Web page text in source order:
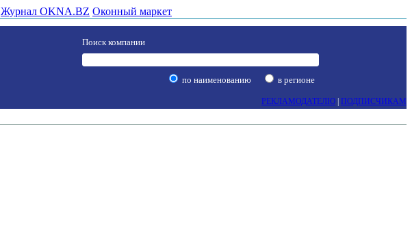
Журнал OKNA.BZ Оконный маркет
Поиск компании
по наименованию в регионе
РЕКЛАМОДАТЕЛЮ ПОДПИСЧИКАМ